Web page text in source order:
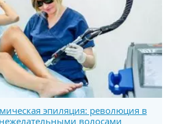
эпиляция: революция в
волосами